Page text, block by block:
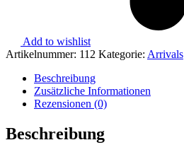
Add to wishlist
Artikelnummer: 112 Kategorie: Arrivals
Beschreibung
Zusätzliche Informationen
Rezensionen (0)
Beschreibung